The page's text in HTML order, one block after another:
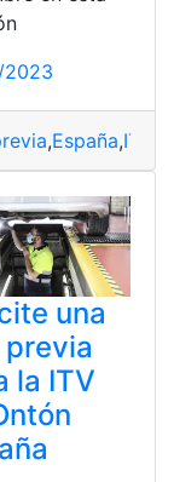
2023
,España,ITV
una
la ITV